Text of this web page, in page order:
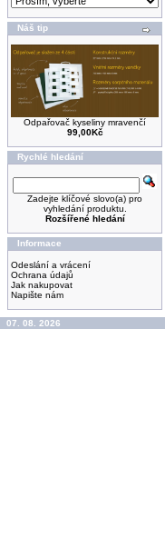
Náš tip
Odpařovač kyseliny mravenčí
99,00Kč
Rychlé hledání
Zadejte klíčové slovo(a) pro
vyhledání produktu.
Rozšířené hledání
Informace
Odeslání a vrácení
Ochrana údajů
Jak nakupovat
Napište nám
07. 08. 2026